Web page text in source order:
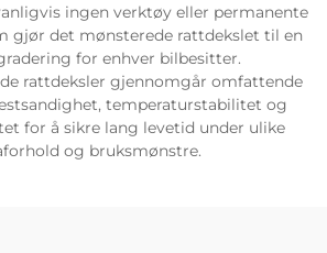
ingen verktøy eller permanente
gjør det mønsterede rattdekslet til en
for enhver bilbesitter.
rattdeksler gjennomgår omfattende
temperaturstabilitet og
for å sikre lang levetid under ulike
og bruksmønstre.